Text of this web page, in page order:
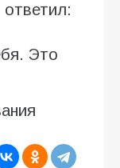
ответил:
Это